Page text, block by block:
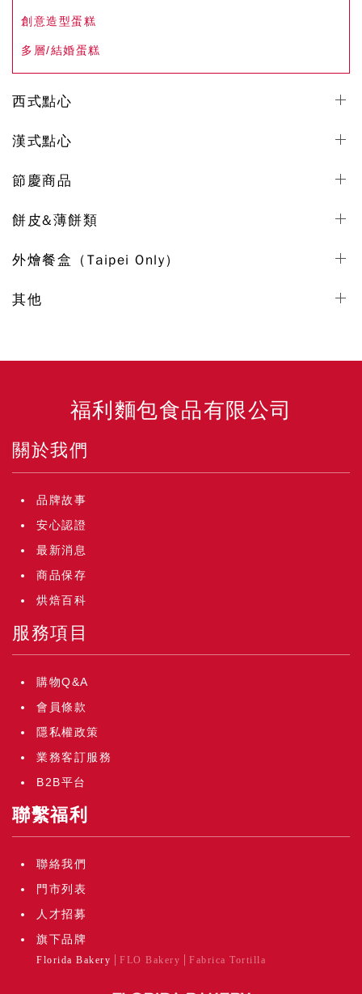
創意造型蛋糕
多層/結婚蛋糕
西式點心
漢式點心
節慶商品
餅皮&薄餅類
外燴餐盒（Taipei Only）
其他
福利麵包食品有限公司
關於我們
品牌故事
安心認證
最新消息
商品保存
烘焙百科
服務項目
購物Q&A
會員條款
隱私權政策
業務客訂服務
B2B平台
聯繫福利
聯絡我們
門市列表
人才招募
旗下品牌
Florida Bakery FLO Bakery Fabrica Tortilla